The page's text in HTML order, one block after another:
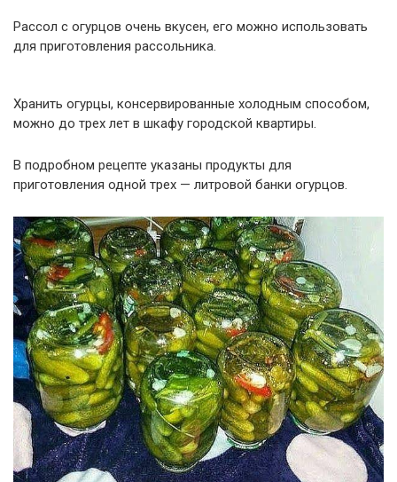
Рассол с огурцов очень вкусен, его можно использовать
для приготовления рассольника.
Хранить огурцы, консервированные холодным способом,
можно до трех лет в шкафу городской квартиры.
В подробном рецепте указаны продукты для
приготовления одной трех — литровой банки огурцов.